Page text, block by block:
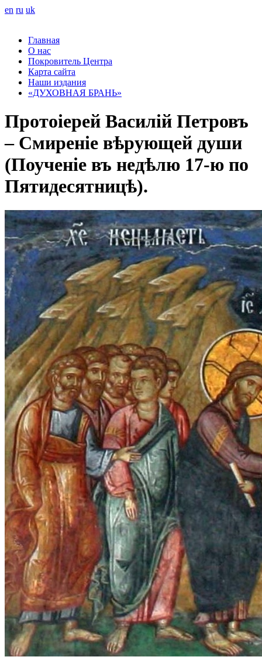
en ru uk
Главная
О нас
Покровитель Центра
Карта сайта
Наши издания
«ДУХОВНАЯ БРАНЬ»
Протоіерей Василій Петровъ
– Смиреніе вѣрующей души
(Поученіе въ недѣлю 17-ю по
Пятидесятницѣ).